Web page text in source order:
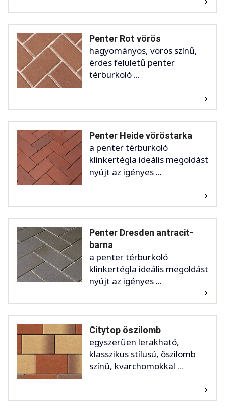
Penter Rot vörös
hagyományos, vörös színű,
érdes felületű penter
térburkoló ...
Penter Heide vöröstarka
a penter térburkoló
klinkertégla ideális megoldást
nyújt az igényes ...
Penter Dresden antracit-
barna
a penter térburkoló
klinkertégla ideális megoldást
nyújt az igényes ...
Citytop őszilomb
egyszerűen lerakható,
klasszikus stílusú, őszilomb
színű, kvarchomokkal ...